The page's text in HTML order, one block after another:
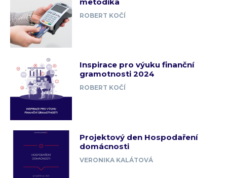
ROBERT KOČÍ
Inspirace pro výuku finanční
gramotnosti 2024
ROBERT KOČÍ
Projektový den Hospodaření
domácnosti
VERONIKA KALÁTOVÁ